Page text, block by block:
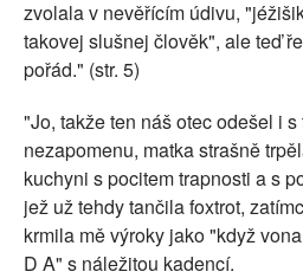
zvolala v nevěřícím údivu,
takovej slušnej člověk", ale teď
pořád." (str. 5)
"Jo, takže ten náš otec odešel i
nezapomenu, matka strašně
kuchyni s pocitem trapnosti a s
jež už tehdy tančila foxtrot,
krmila mě výroky jako "když
D A" s náležitou kadencí.